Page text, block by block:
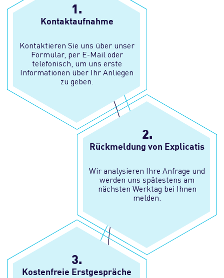
1.
Kontaktaufnahme
Kontaktieren Sie uns über unser
Formular, per E-Mail oder
telefonisch, um uns erste
Informationen über Ihr Anliegen
zu geben.
2.
Rückmeldung von Explicatis
Wir analysieren Ihre Anfrage und
werden uns spätestens am
nächsten Werktag bei Ihnen
melden.
3.
Kostenfreie Erstgespräche